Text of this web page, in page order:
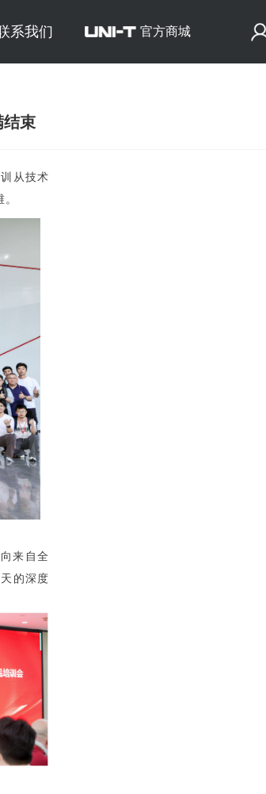
系我们 官方商城
束
从技术
来自全
的深度